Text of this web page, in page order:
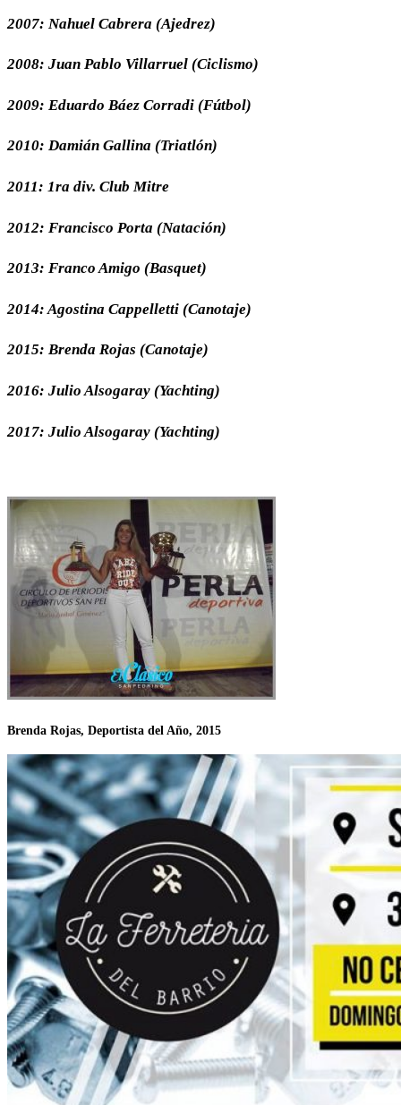
2007: Nahuel Cabrera (Ajedrez)
2008: Juan Pablo Villarruel (Ciclismo)
2009: Eduardo Báez Corradi (Fútbol)
2010: Damián Gallina (Triatlón)
2011: 1ra div. Club Mitre
2012: Francisco Porta (Natación)
2013: Franco Amigo (Basquet)
2014: Agostina Cappelletti (Canotaje)
2015: Brenda Rojas (Canotaje)
2016: Julio Alsogaray (Yachting)
2017: Julio Alsogaray (Yachting)
Brenda Rojas, Deportista del Año, 2015